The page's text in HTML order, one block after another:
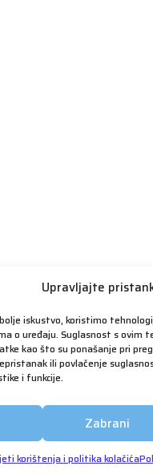
Upravljajte
iskustvo, koristimo
o uređaju. Suglasnost s ovim
kao što su ponašanje pri
ili povlačenje
i funkcije.
Zabrani
korištenja i politika kolačića
rujan 2018
srpanj 2018
lipanj 2018
svibanj 2018
ožujak 2018
siječanj 2018
prosinac 2017